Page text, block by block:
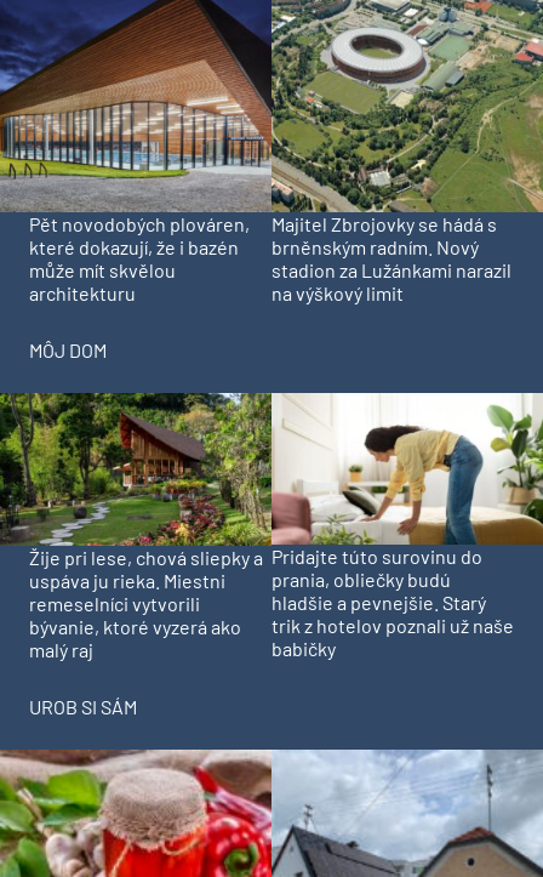
Pět novodobých plováren,
které dokazují, že i bazén
může mít skvělou
architekturu
Majitel Zbrojovky se hádá s
brněnským radním. Nový
stadion za Lužánkami narazil
na výškový limit
MÔJ DOM
Žije pri lese, chová sliepky a
uspáva ju rieka. Miestni
remeselníci vytvorili
bývanie, ktoré vyzerá ako
malý raj
Pridajte túto surovinu do
prania, obliečky budú
hladšie a pevnejšie. Starý
trik z hotelov poznali už naše
babičky
UROB SI SÁM